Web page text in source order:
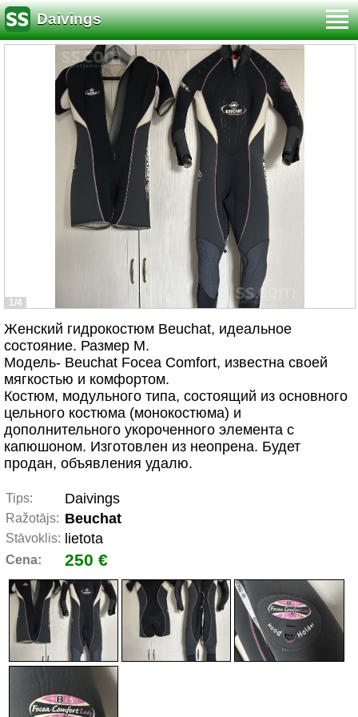
Daivings
1/4
Женский гидрокостюм Beuchat, идеальное
состояние. Размер М.
Модель- Beuchat Focea Comfort, известна своей
мягкостью и комфортом.
Костюм, модульного типа, состоящий из основного
цельного костюма (монокостюма) и
дополнительного укороченного элемента с
капюшоном. Изготовлен из неопрена. Будет
продан, объявления удалю.
Tips: Daivings
Ražotājs: Beuchat
Stāvoklis: lietota
Cena: 250 €